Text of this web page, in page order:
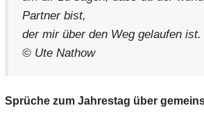
Partner bist,
der mir über den Weg gelaufen ist.
© Ute Nathow
Sprüche zum Jahrestag über